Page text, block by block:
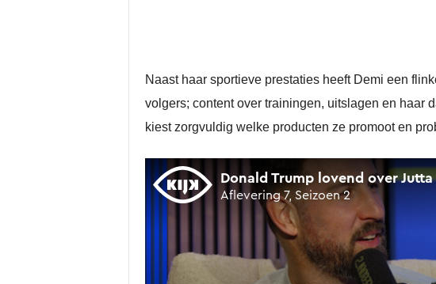
Naast haar sportieve prestaties heeft Demi een
volgers; content over trainingen, uitslagen en haar
kiest zorgvuldig welke producten ze promoot en